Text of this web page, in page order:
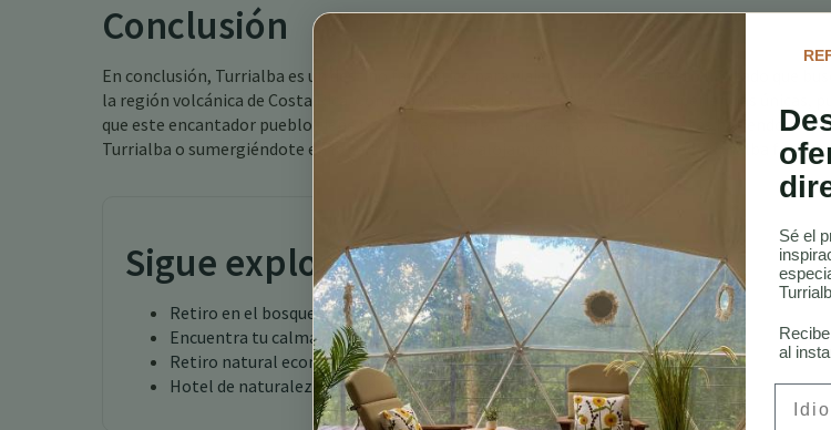
Conclusión
En conclusión, Turrialba es un destino fantástico para viajeros con presupuesto limitado que
la región volcánica de Costa Rica. Con una variedad de hoteles asequibles y experiencias únicas,
que este encantador pueblo tiene para ofrecer sin gastar de más. Ya sea que estés haciendo
Turrialba o sumergiéndote en la cultura local, los alojamientos económicos de Turrialba
Sigue explorando
Retiro en el bosque nuboso de Costa Rica
Encuentra tu calma en las tierras altas de Costa Rica
Retiro natural económico Costa Rica Turrialba
Hotel de naturaleza salvaje Costa Rica Turrialba
Sé el
al